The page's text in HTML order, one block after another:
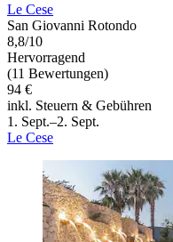
Le Cese
San Giovanni Rotondo
8,8/10
Hervorragend
(11 Bewertungen)
94 €
inkl. Steuern & Gebühren
1. Sept.–2. Sept.
Le Cese